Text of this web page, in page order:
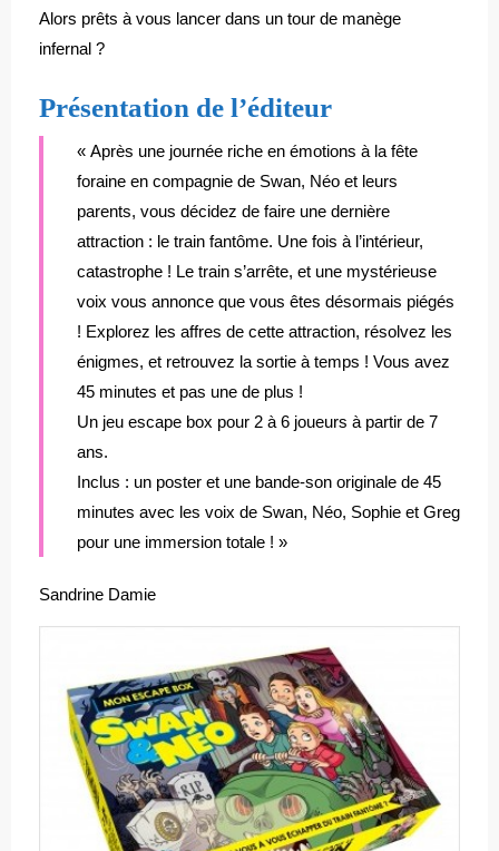
Alors prêts à vous lancer dans un tour de manège
infernal ?
Présentation de l’éditeur
« Après une journée riche en émotions à la fête
foraine en compagnie de Swan, Néo et leurs
parents, vous décidez de faire une dernière
attraction : le train fantôme. Une fois à l’intérieur,
catastrophe ! Le train s’arrête, et une mystérieuse
voix vous annonce que vous êtes désormais piégés
! Explorez les affres de cette attraction, résolvez les
énigmes, et retrouvez la sortie à temps ! Vous avez
45 minutes et pas une de plus !
Un jeu escape box pour 2 à 6 joueurs à partir de 7
ans.
Inclus : un poster et une bande-son originale de 45
minutes avec les voix de Swan, Néo, Sophie et Greg
pour une immersion totale ! »
Sandrine Damie